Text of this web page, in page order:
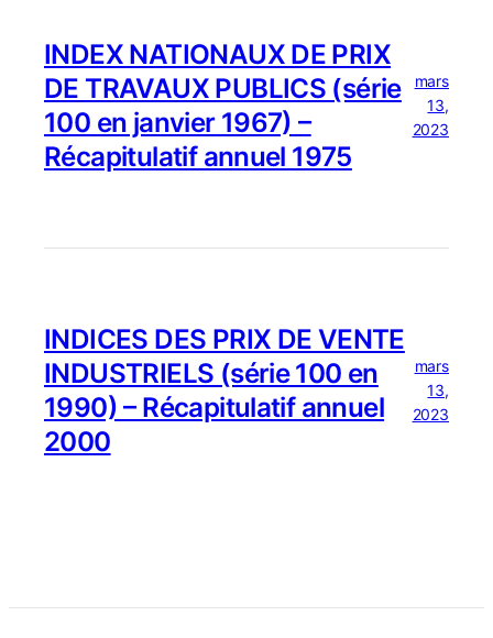
INDEX NATIONAUX DE PRIX
DE TRAVAUX PUBLICS (série
100 en janvier 1967) –
Récapitulatif annuel 1975
mars
13,
2023
INDICES DES PRIX DE VENTE
INDUSTRIELS (série 100 en
1990) – Récapitulatif annuel
2000
mars
13,
2023